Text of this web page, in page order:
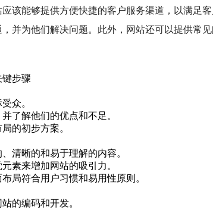
该能够提供方便快捷的客户服务渠道，以满足
并为他们解决问题。此外，网站还可以提供常
键步骤
众。
了解他们的优点和不足。
的初步方案。
清晰的和易于理解的内容。
素来增加网站的吸引力。
局符合用户习惯和易用性原则。
的编码和开发。